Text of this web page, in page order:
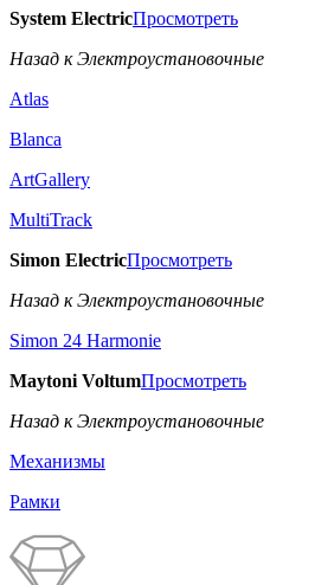
System ElectricПросмотреть
Назад к Электроустановочные
Atlas
Blanca
ArtGallery
MultiTrack
Simon ElectricПросмотреть
Назад к Электроустановочные
Simon 24 Harmonie
Maytoni VoltumПросмотреть
Назад к Электроустановочные
Механизмы
Рамки